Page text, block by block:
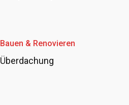
Bauen & Renovieren
Überdachung